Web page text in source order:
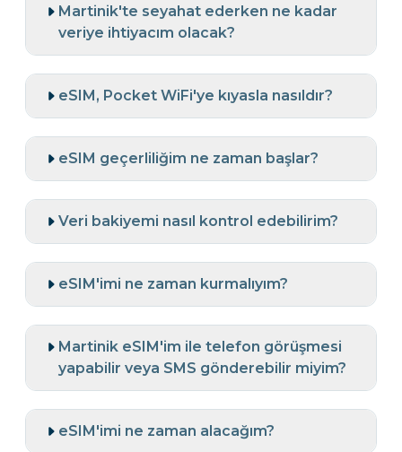
Martinik'te seyahat ederken ne kadar
veriye ihtiyacım olacak?
eSIM, Pocket WiFi'ye kıyasla nasıldır?
eSIM geçerliliğim ne zaman başlar?
Veri bakiyemi nasıl kontrol edebilirim?
eSIM'imi ne zaman kurmalıyım?
Martinik eSIM'im ile telefon görüşmesi
yapabilir veya SMS gönderebilir miyim?
eSIM'imi ne zaman alacağım?